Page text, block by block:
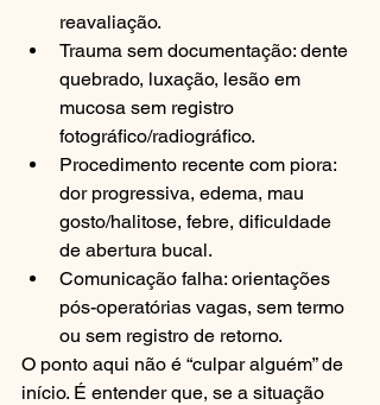
reavaliação.
Trauma sem documentação: dente
quebrado, luxação, lesão em
mucosa sem registro
fotográfico/radiográfico.
Procedimento recente com piora:
dor progressiva, edema, mau
gosto/halitose, febre, dificuldade
de abertura bucal.
Comunicação falha: orientações
pós-operatórias vagas, sem termo
ou sem registro de retorno.
O ponto aqui não é “culpar alguém” de
início. É entender que, se a situação